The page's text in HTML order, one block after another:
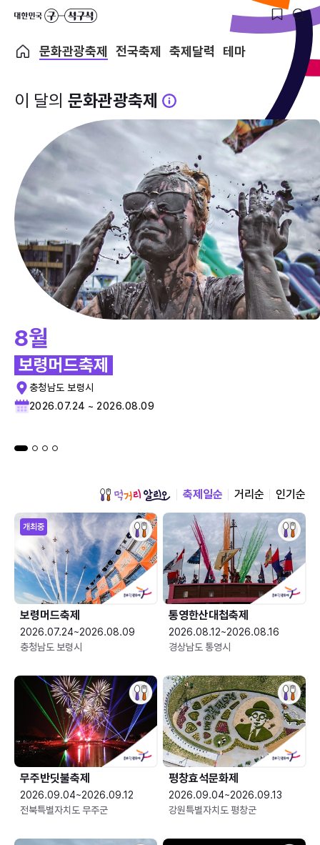
문화관광축제 전국축제 축제달력 테마
이 달의 문화관광축제
8월
보령머드축제
충청남도 보령시
2026.07.24 ~ 2026.08.09
축제일순 거리순 인기순
개최중
보령머드축제
2026.07.24~2026.08.09
충청남도 보령시
통영한산대첩축제
2026.08.12~2026.08.16
경상남도 통영시
무주반딧불축제
2026.09.04~2026.09.12
전북특별자치도 무주군
평창효석문화제
2026.09.04~2026.09.13
강원특별자치도 평창군